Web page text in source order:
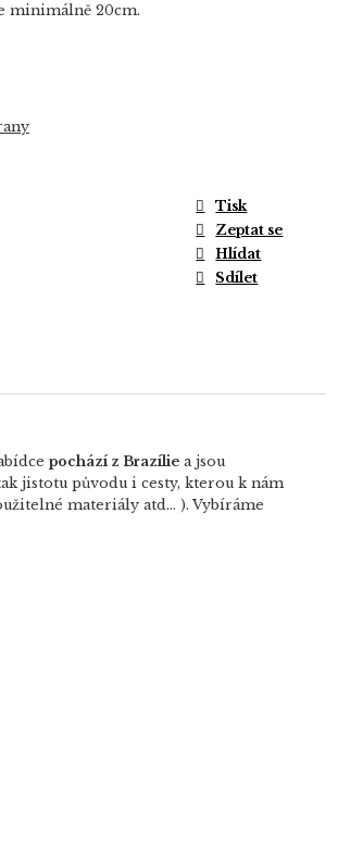
minimálně 20cm.
Tisk
Zeptat se
Hlídat
Sdílet
pochází z Brazílie a jsou
jistotu původu i cesty, kterou k nám
materiály atd… ). Vybíráme